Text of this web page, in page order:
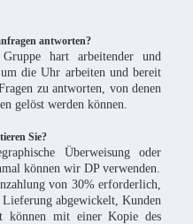
antworten?
hart arbeitender und
die Uhr arbeiten und bereit
zu antworten, von denen
gelöst werden können.
Sie?
Überweisung oder
können wir DP verwenden.
von 30% erforderlich,
abgewickelt, Kunden
können mit einer Kopie des